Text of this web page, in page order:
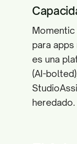
Momentic
para
es una
(AI-
heredado.